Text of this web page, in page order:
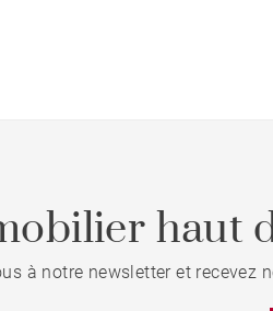
haut
à notre newsletter et